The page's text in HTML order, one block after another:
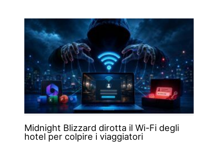
Midnight Blizzard dirotta il Wi-Fi degli
hotel per colpire i viaggiatori